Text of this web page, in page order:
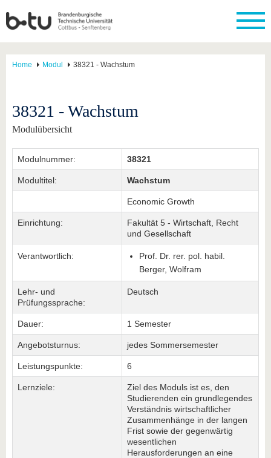
Home Modul 38321 - Wachstum
38321 - Wachstum
Modulübersicht
Modulnummer: 38321
Modultitel: Wachstum
Economic Growth
Einrichtung:
Fakultät 5 - Wirtschaft, Recht
und Gesellschaft
Verantwortlich:
Prof. Dr. rer. pol. habil.
Berger, Wolfram
Lehr- und
Prüfungssprache:
Deutsch
Dauer: 1 Semester
Angebotsturnus: jedes Sommersemester
Leistungspunkte: 6
Lernziele:
Ziel des Moduls ist es, den
Studierenden ein grundlegendes
Verständnis wirtschaftlicher
Zusammenhänge in der langen
Frist sowie der gegenwärtig
wesentlichen
Herausforderungen an eine